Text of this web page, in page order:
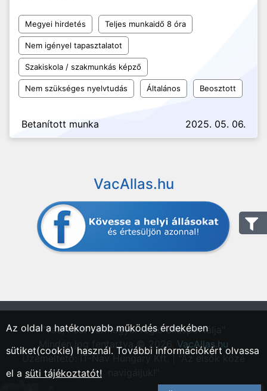
Megyei hirdetés Teljes munkaidő 8 óra
Nem igényel tapasztalatot
Szakiskola / szakmunkás képző
Nem szükséges nyelvtudás Általános Beosztott
Betanított munka 2025. 05. 06.
VacAllas.hu
"Vác, Pest vármegyei régió állásportálja"
Minden jog fentartva © 2026. VacAllas.hu
Üzemeltető: IT-Nav Hungary Kft. | "Az elsők közé
Az oldal a hatékonyabb működés érdekében
sütiket(cookie) használ. További információkért olvassa
el a süti tájékoztatót!